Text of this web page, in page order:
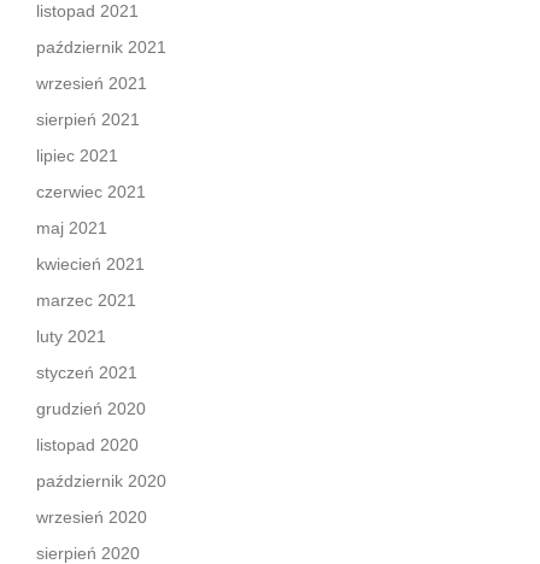
listopad 2021
październik 2021
wrzesień 2021
sierpień 2021
lipiec 2021
czerwiec 2021
maj 2021
kwiecień 2021
marzec 2021
luty 2021
styczeń 2021
grudzień 2020
listopad 2020
październik 2020
wrzesień 2020
sierpień 2020